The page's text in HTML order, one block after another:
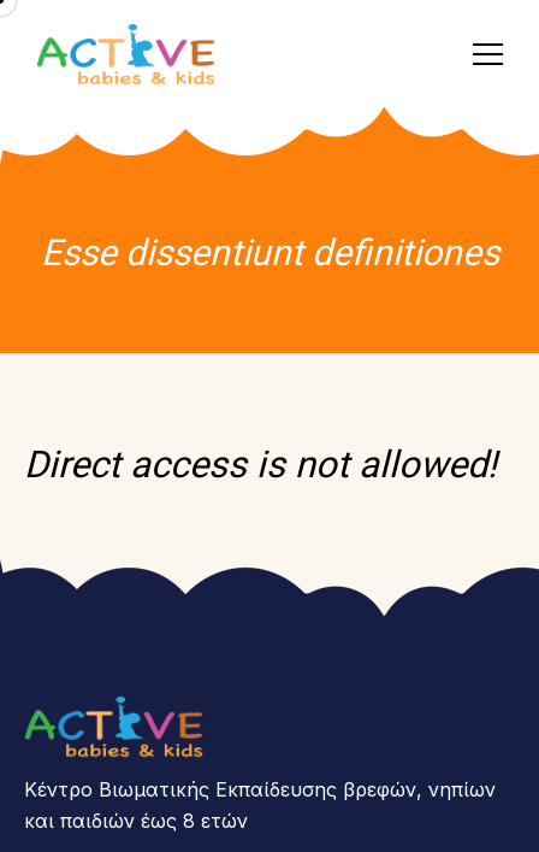
Esse dissentiunt definitiones
Direct access is not allowed!
Κέντρο Βιωματικής Εκπαίδευσης βρεφών, νηπίων
και παιδιών έως 8 ετών